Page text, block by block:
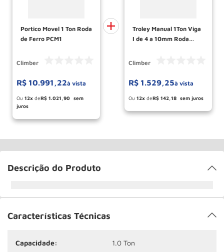
Portico Movel 1 Ton Roda
de Ferro PCM1
Climber
R$ 10.991 ,22à vista
pagando no boleto
12 R$ 1.021 ,90
Troley Manual 1Ton Viga
I de 4 a 10mm Roda
Climber
R$ 1.529,25à vista
pagando no boleto
12 R$ 142 ,18
Descrição do Produto
Características Técnicas
Capacidade: 1.0 Ton